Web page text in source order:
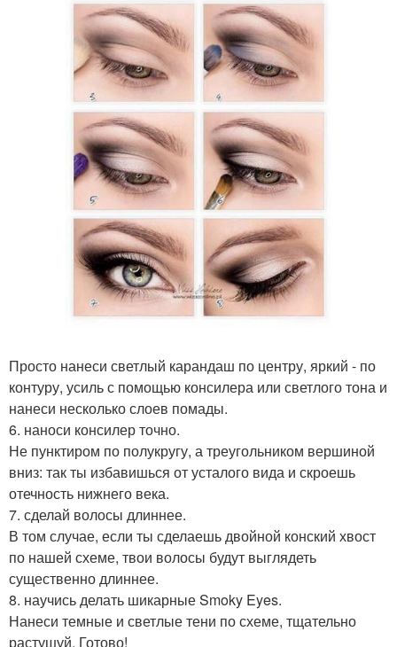
Просто нанеси светлый карандаш по центру, яркий - по
контуру, усиль с помощью консилера или светлого тона и
нанеси несколько слоев помады.
6. наноси консилер точно.
Не пунктиром по полукругу, а треугольником вершиной
вниз: так ты избавишься от усталого вида и скроешь
отечность нижнего века.
7. сделай волосы длиннее.
В том случае, если ты сделаешь двойной конский хвост
по нашей схеме, твои волосы будут выглядеть
существенно длиннее.
8. научись делать шикарные Smoky Eyes.
Нанеси темные и светлые тени по схеме, тщательно
растушуй. Готово!